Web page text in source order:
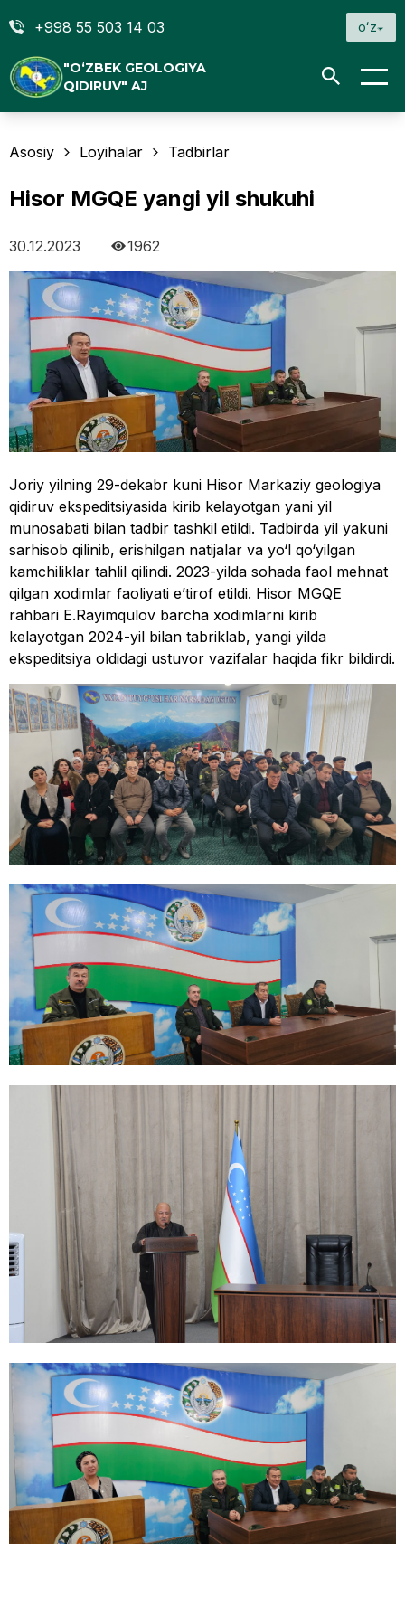
+998 55 503 14 03 oʻz
"O‘ZBEK GEOLOGIYA
QIDIRUV" AJ
Asosiy Loyihalar Tadbirlar
Hisor MGQE yangi yil shukuhi
30.12.2023 1962
Joriy yilning 29-dekabr kuni Hisor Markaziy geologiya
qidiruv ekspeditsiyasida kirib kelayotgan yani yil
munosabati bilan tadbir tashkil etildi. Tadbirda yil yakuni
sarhisob qilinib, erishilgan natijalar va yo‘l qo‘yilgan
kamchiliklar tahlil qilindi. 2023-yilda sohada faol mehnat
qilgan xodimlar faoliyati e’tirof etildi. Hisor MGQE
rahbari E.Rayimqulov barcha xodimlarni kirib
kelayotgan 2024-yil bilan tabriklab, yangi yilda
ekspeditsiya oldidagi ustuvor vazifalar haqida fikr bildirdi.